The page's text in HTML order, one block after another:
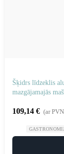
Šķidrs līdzeklis
mazgājamajās
109,14 € (ar